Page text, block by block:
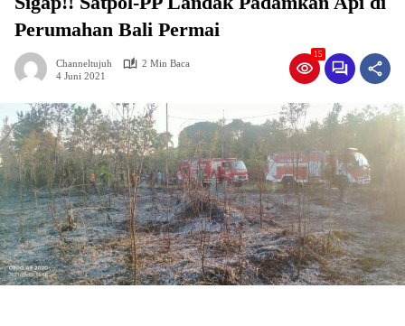
Perumahan Bali Permai
Channeltujuh
2 Min Baca
4 Juni 2021
15